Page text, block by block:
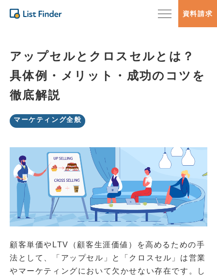
資料請求
アップセルとクロスセルとは？
具体例・メリット・成功のコツを
徹底解説
マーケティング全般
顧客単価やLTV（顧客生涯価値）を高めるための手
法として、「アップセル」と「クロスセル」は営業
やマーケティングにおいて欠かせない存在です。し